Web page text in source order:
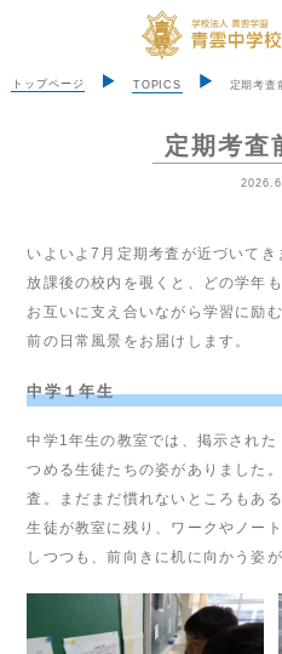
トップページ TOPICS 定期考査
定期考査
いよいよ7月定期考査が近づいてき
放課後の校内を覗くと、どの学年
お互いに支え合いながら学習に励
前の日常風景をお届けします。
中学１年生
中学1年生の教室では、掲示された
つめる生徒たちの姿がありました
査。まだまだ慣れないところもあ
生徒が教室に残り、ワークやノー
しつつも、前向きに机に向かう姿